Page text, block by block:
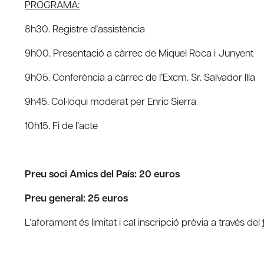
PROGRAMA:
8h30. Registre d’assistència
9h00. Presentació a càrrec de Miquel Roca i Junyent
9h05. Conferència a càrrec de l’Excm. Sr. Salvador Illa
9h45. Col·loqui moderat per Enric Sierra
10h15. Fi de l’acte
Preu soci Amics del País: 20 euros
Preu general: 25 euros
L’aforament és limitat i cal inscripció prèvia a través del